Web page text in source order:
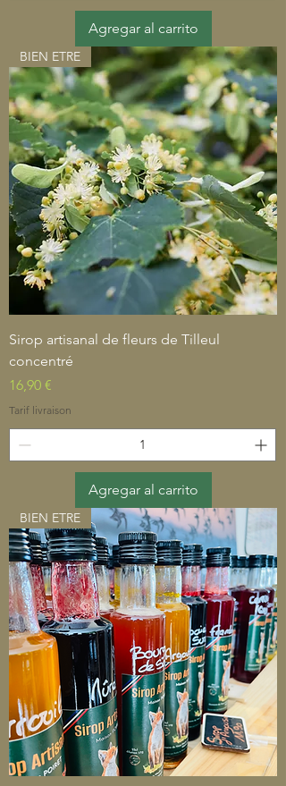
Agregar al carrito
BIEN ETRE
Sirop artisanal de fleurs de Tilleul
concentré
Precio
16,90 €
Tarif livraison
Agregar al carrito
BIEN ETRE